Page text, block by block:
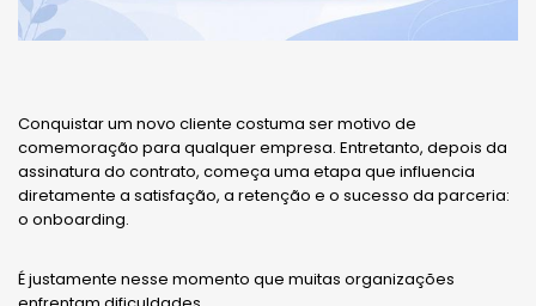
Conquistar um novo cliente costuma ser motivo de
comemoração para qualquer empresa. Entretanto, depois da
assinatura do contrato, começa uma etapa que influencia
diretamente a satisfação, a retenção e o sucesso da parceria:
o onboarding.
É justamente nesse momento que muitas organizações